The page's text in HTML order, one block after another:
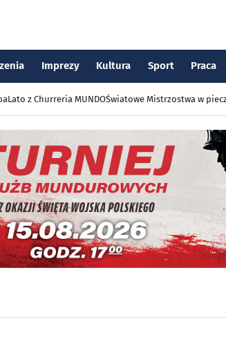
Imprezy Kultura Sport Praca
Lato z Churreria MUNDOŚwiatowe Mistrzostwa w